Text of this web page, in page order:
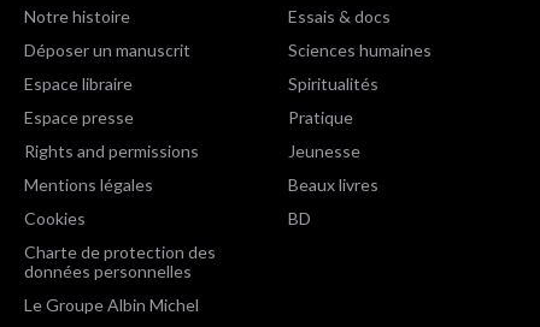
Notre histoire
Déposer un manuscrit
Espace libraire
Espace presse
Rights and permissions
Mentions légales
Cookies
Charte de protection des
données personnelles
Le Groupe Albin Michel
Essais & docs
Sciences humaines
Spiritualités
Pratique
Jeunesse
Beaux livres
BD